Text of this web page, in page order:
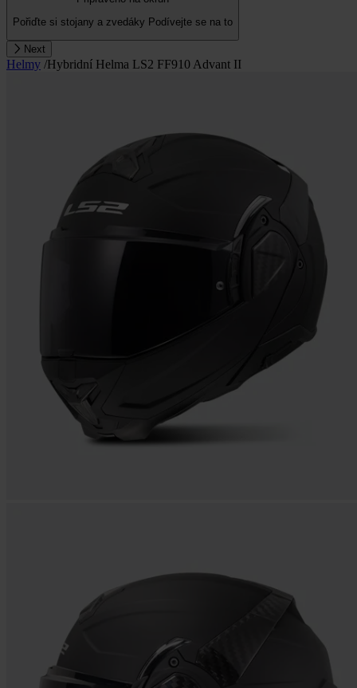
Pořiďte si stojany a zvedáky Podívejte se na to
Next
Helmy /Hybridní Helma LS2 FF910 Advant II